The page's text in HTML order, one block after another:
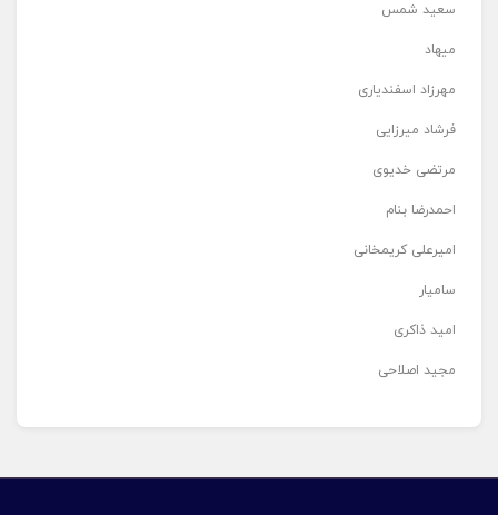
سعید شمس
میهاد
مهرزاد اسفندیاری
فرشاد میرزایی
مرتضی خدیوی
احمدرضا بنام
امیرعلی کریمخانی
سامیار
امید ذاکری
مجید اصلاحی